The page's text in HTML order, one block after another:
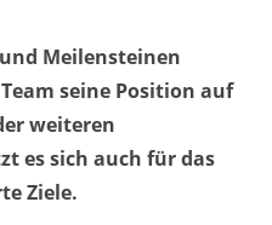
Meilensteinen
seine Position auf
weiteren
es sich auch für das
Ziele.